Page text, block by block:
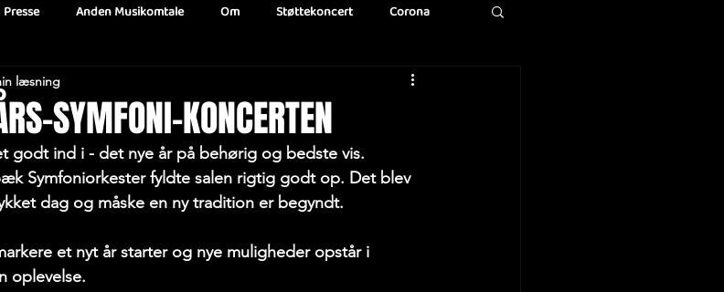
Presse Anden Musikomtale Om Støttekoncert Corona
SYMFONI-KONCERTEN
læsning
godt ind i - det nye år på behørig og bedste vis.
Symfoniorkester fyldte salen rigtig godt op. Det blev
dag og måske en ny tradition er begyndt.
et nyt år starter og nye muligheder opstår i
oplevelse.